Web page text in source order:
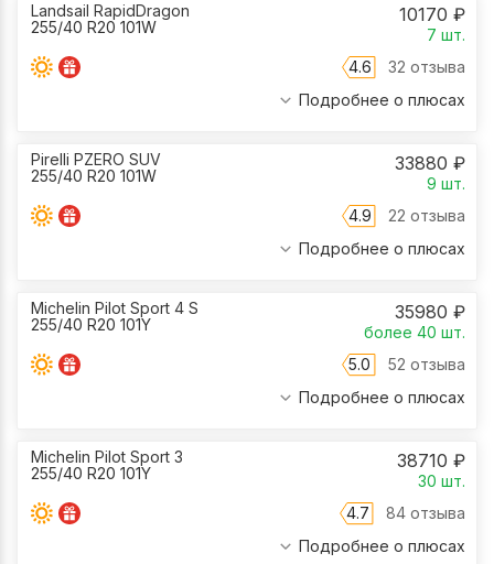
Landsail RapidDragon
255/40 R20 101W
10170 ₽
7 шт.
4.6
32 отзыва
Подробнее о плюсах
Pirelli PZERO SUV
255/40 R20 101W
33880 ₽
9 шт.
4.9
22 отзыва
Подробнее о плюсах
Michelin Pilot Sport 4 S
255/40 R20 101Y
35980 ₽
более 40 шт.
5.0
52 отзыва
Подробнее о плюсах
Michelin Pilot Sport 3
255/40 R20 101Y
38710 ₽
30 шт.
4.7
84 отзыва
Подробнее о плюсах